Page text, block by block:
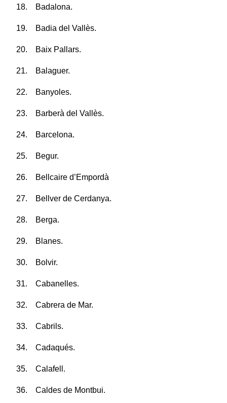
18. Badalona.
19. Badia del Vallès.
20. Baix Pallars.
21. Balaguer.
22. Banyoles.
23. Barberà del Vallès.
24. Barcelona.
25. Begur.
26. Bellcaire d’Empordà
27. Bellver de Cerdanya.
28. Berga.
29. Blanes.
30. Bolvir.
31. Cabanelles.
32. Cabrera de Mar.
33. Cabrils.
34. Cadaqués.
35. Calafell.
36. Caldes de Montbui.